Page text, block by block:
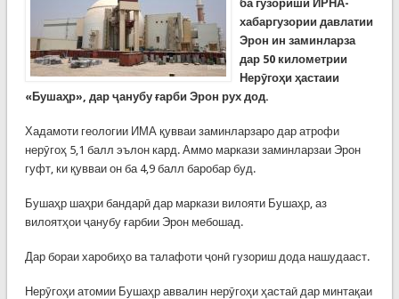
ба гузориши ИРНА-
хабаргузории давлатии
Эрон ин заминларза
дар 50 километрии
Нерӯгоҳи ҳастаии
«Бушаҳр», дар ҷанубу ғарби Эрон рух дод.
Хадамоти геологии ИМА қувваи заминларзаро дар атрофи
нерӯгоҳ 5,1 балл эълон кард. Аммо маркази заминларзаи Эрон
гуфт, ки қувваи он ба 4,9 балл баробар буд.
Бушаҳр шаҳри бандарӣ дар маркази вилояти Бушаҳр, аз
вилоятҳои ҷанубу ғарбии Эрон мебошад.
Дар бораи харобиҳо ва талафоти ҷонӣ гузориш дода нашудааст.
Нерӯгоҳи атомии Бушаҳр аввалин нерӯгоҳи ҳастаӣ дар минтақаи